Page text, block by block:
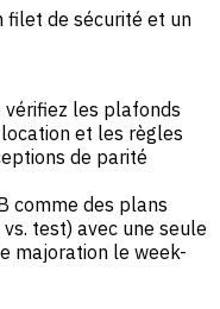
filet de sécurité et un
vérifiez les plafonds
et les règles
de parité
comme des plans
test) avec une seule
majoration le week-